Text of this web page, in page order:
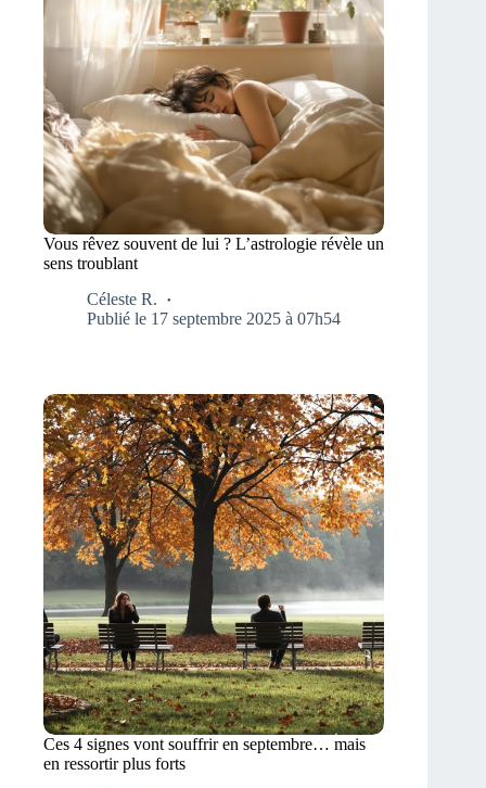
Vous rêvez souvent de lui ? L’astrologie révèle un
sens troublant
Céleste R.
Publié le 17 septembre 2025 à 07h54
Ces 4 signes vont souffrir en septembre… mais
en ressortir plus forts